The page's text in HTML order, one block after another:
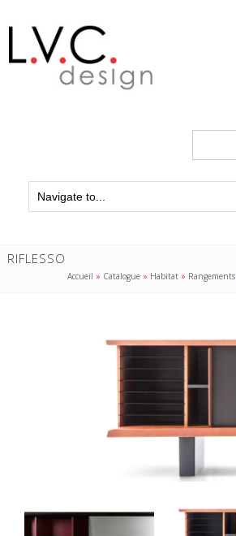
RIFLESSO
Accueil » Catalogue » Habitat » Rangements